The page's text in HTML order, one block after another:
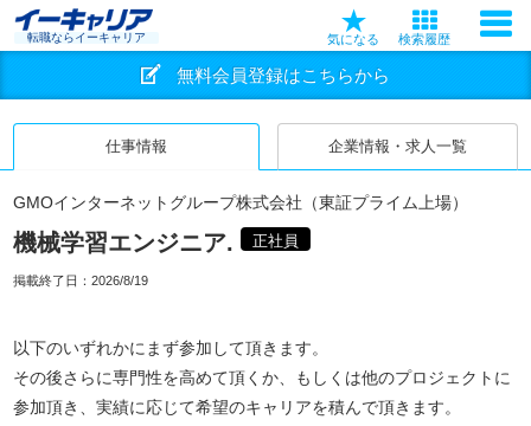
転職ならイーキャリア 気になる 検索履歴
無料会員登録はこちらから
仕事情報 企業情報・求人一覧
GMOインターネットグループ株式会社（東証プライム上場）
機械学習エンジニア. 正社員
掲載終了日： 2026/8/19
以下のいずれかにまず参加して頂きます。
その後さらに専門性を高めて頂くか、もしくは他のプロジェクトに
参加頂き、実績に応じて希望のキャリアを積んで頂きます。